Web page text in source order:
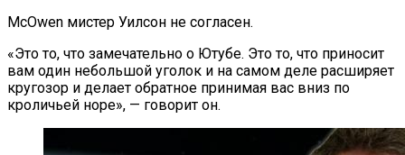
McOwen мистер Уилсон не согласен.
«Это то, что замечательно о Ютубе. Это то, что приносит
вам один небольшой уголок и на самом деле расширяет
кругозор и делает обратное принимая вас вниз по
кроличьей норе», — говорит он.